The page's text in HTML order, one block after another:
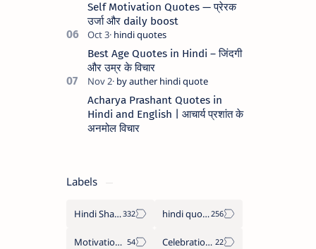
Self Motivation Quotes — प्रेरक
उर्जा और daily boost
Best Age Quotes in Hindi – जिंदगी
और उम्र के विचार
Acharya Prashant Quotes in
Hindi and English | आचार्य प्रशांत के
अनमोल विचार
Labels
Hindi Shayari hindi quotes
Motivation Quotes Celebration day